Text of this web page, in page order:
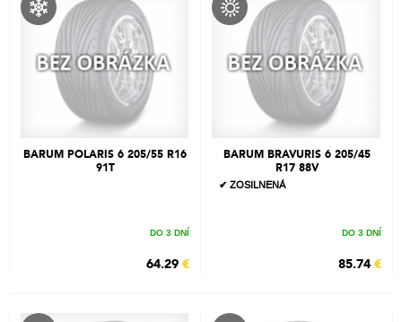
BARUM POLARIS 6 205/55 R16
91T
DO 3 DNÍ
64.29 €
BARUM BRAVURIS 6 205/45
R17 88V
✔ ZOSILNENÁ
DO 3 DNÍ
85.74 €